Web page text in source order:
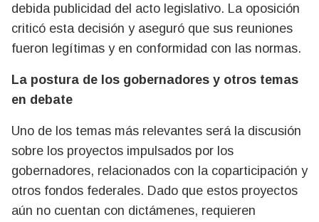
debida publicidad del acto legislativo. La oposición
criticó esta decisión y aseguró que sus reuniones
fueron legítimas y en conformidad con las normas.
La postura de los gobernadores y otros temas
en debate
Uno de los temas más relevantes será la discusión
sobre los proyectos impulsados por los
gobernadores, relacionados con la coparticipación y
otros fondos federales. Dado que estos proyectos
aún no cuentan con dictámenes, requieren